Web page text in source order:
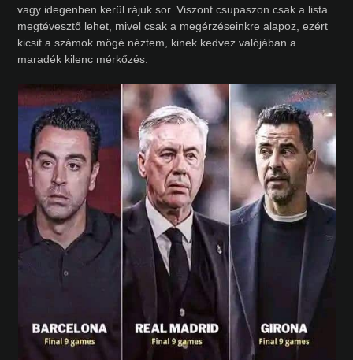
vagy idegenben kerül rájuk sor. Viszont csupaszon csak a lista
megtévesztő lehet, mivel csak a megérzéseinkre alapoz, ezért
kicsit a számok mögé néztem, kinek kedvez valójában a
maradék kilenc mérkőzés.